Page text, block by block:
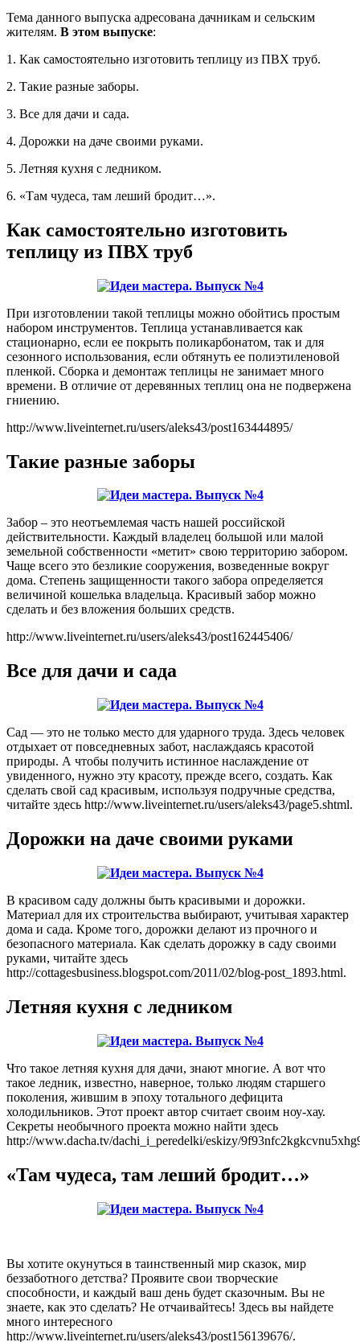
Тема данного выпуска адресована дачникам и сельским
жителям. В этом выпуске:
1. Как самостоятельно изготовить теплицу из ПВХ труб.
2. Такие разные заборы.
3. Все для дачи и сада.
4. Дорожки на даче своими руками.
5. Летняя кухня с ледником.
6. «Там чудеса, там леший бродит…».
Как самостоятельно изготовить
теплицу из ПВХ труб
При изготовлении такой теплицы можно обойтись простым
набором инструментов. Теплица устанавливается как
стационарно, если ее покрыть поликарбонатом, так и для
сезонного использования, если обтянуть ее полиэтиленовой
пленкой. Сборка и демонтаж теплицы не занимает много
времени. В отличие от деревянных теплиц она не подвержена
гниению.
http://www.liveinternet.ru/users/aleks43/post163444895/
Такие разные заборы
Забор – это неотъемлемая часть нашей российской
действительности. Каждый владелец большой или малой
земельной собственности «метит» свою территорию забором.
Чаще всего это безликие сооружения, возведенные вокруг
дома. Степень защищенности такого забора определяется
величиной кошелька владельца. Красивый забор можно
сделать и без вложения больших средств.
http://www.liveinternet.ru/users/aleks43/post162445406/
Все для дачи и сада
Сад — это не только место для ударного труда. Здесь человек
отдыхает от повседневных забот, наслаждаясь красотой
природы. А чтобы получить истинное наслаждение от
увиденного, нужно эту красоту, прежде всего, создать. Как
сделать свой сад красивым, используя подручные средства,
читайте здесь http://www.liveinternet.ru/users/aleks43/page5.shtml.
Дорожки на даче своими руками
В красивом саду должны быть красивыми и дорожки.
Материал для их строительства выбирают, учитывая характер
дома и сада. Кроме того, дорожки делают из прочного и
безопасного материала. Как сделать дорожку в саду своими
руками, читайте здесь
http://cottagesbusiness.blogspot.com/2011/02/blog-post_1893.html.
Летняя кухня с ледником
Что такое летняя кухня для дачи, знают многие. А вот что
такое ледник, известно, наверное, только людям старшего
поколения, жившим в эпоху тотального дефицита
холодильников. Этот проект автор считает своим ноу-хау.
Секреты необычного проекта можно найти здесь
http://www.dacha.tv/dachi_i_peredelki/eskizy/
«Там чудеса, там леший бродит…»
Вы хотите окунуться в таинственный мир сказок, мир
беззаботного детства? Проявите свои творческие
способности, и каждый ваш день будет сказочным. Вы не
знаете, как это сделать? Не отчаивайтесь! Здесь вы найдете
много интересного
http://www.liveinternet.ru/users/aleks43/post156139676/.